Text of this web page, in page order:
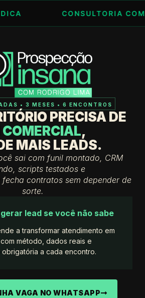
CONSULTORIA COMERCIAL
• 3 MESES • 6 ENCONTROS
PRECISA DE
COMERCIAL,
MAIS LEADS.
sai com funil montado, CRM
scripts testados e
contratos sem depender de
sorte.
lead se você não sabe
a transformar atendimento em
método, dados reais e
obrigatória a cada encontro.
VAGA NO WHATSAPP